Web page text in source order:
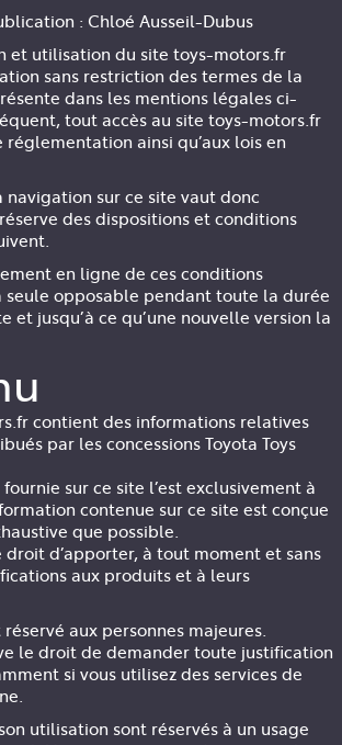
: Chloé Ausseil-Dubus
et utilisation du site toys-motors.fr
sans restriction des termes de la
dans les mentions légales ci-
tout accès au site toys-motors.fr
réglementation ainsi qu’aux lois en
navigation sur ce site vaut donc
des dispositions et conditions
en ligne de ces conditions
seule opposable pendant toute la durée
et jusqu’à ce qu’une nouvelle version la
contient des informations relatives
par les concessions Toyota Toys
sur ce site l’est exclusivement à
contenue sur ce site est conçue
que possible.
droit d’apporter, à tout moment et sans
aux produits et à leurs
réservé aux personnes majeures.
le droit de demander toute justification
si vous utilisez des services de
utilisation sont réservés à un usage